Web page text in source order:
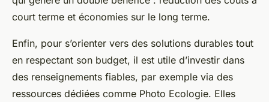
court terme et économies sur le long terme.
Enfin, pour s’orienter vers des solutions durables tout
en respectant son budget, il est utile d’investir dans
des renseignements fiables, par exemple via des
ressources dédiées comme Photo Ecologie. Elles